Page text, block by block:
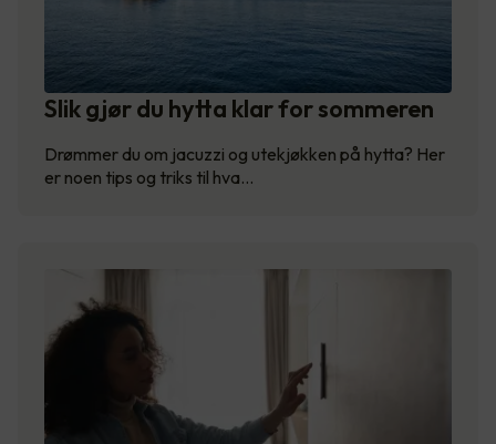
Slik gjør du hytta klar for sommeren
Drømmer du om jacuzzi og utekjøkken på hytta? Her
er noen tips og triks til hva…